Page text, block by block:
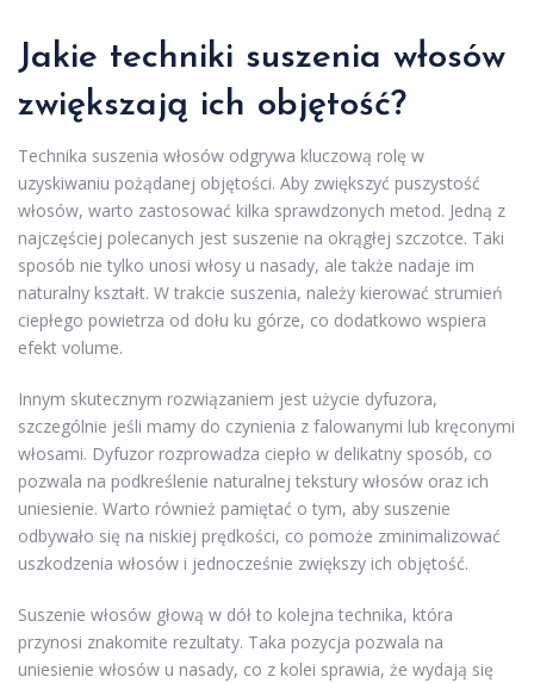
Jakie techniki suszenia włosów
zwiększają ich objętość?
Technika suszenia włosów odgrywa kluczową rolę w
uzyskiwaniu pożądanej objętości. Aby zwiększyć puszystość
włosów, warto zastosować kilka sprawdzonych metod. Jedną z
najczęściej polecanych jest suszenie na okrągłej szczotce. Taki
sposób nie tylko unosi włosy u nasady, ale także nadaje im
naturalny kształt. W trakcie suszenia, należy kierować strumień
ciepłego powietrza od dołu ku górze, co dodatkowo wspiera
efekt volume.
Innym skutecznym rozwiązaniem jest użycie dyfuzora,
szczególnie jeśli mamy do czynienia z falowanymi lub kręconymi
włosami. Dyfuzor rozprowadza ciepło w delikatny sposób, co
pozwala na podkreślenie naturalnej tekstury włosów oraz ich
uniesienie. Warto również pamiętać o tym, aby suszenie
odbywało się na niskiej prędkości, co pomoże zminimalizować
uszkodzenia włosów i jednocześnie zwiększy ich objętość.
Suszenie włosów głową w dół to kolejna technika, która
przynosi znakomite rezultaty. Taka pozycja pozwala na
uniesienie włosów u nasady, co z kolei sprawia, że wydają się